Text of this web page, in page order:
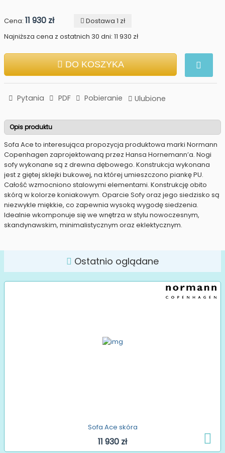
Cena: 11 930 zł
Dostawa 1 zł
Najniższa cena z ostatnich 30 dni: 11 930 zł
DO KOSZYKA
Pytania PDF Pobieranie Ulubione
Opis produktu
Sofa Ace to interesująca propozycja produktowa marki Normann
Copenhagen zaprojektowaną przez Hansa Hornemann’a. Nogi
sofy wykonane są z drewna dębowego. Konstrukcja wykonana
jest z giętej sklejki bukowej, na której umieszczono piankę PU.
Całość wzmocniono stalowymi elementami. Konstrukcję obito
skórą w kolorze koniakowym. Oparcie Sofy oraz jego siedzisko są
niezwykle miękkie, co zapewnia wysoką wygodę siedzenia.
Idealnie wkomponuje się we wnętrza w stylu nowoczesnym,
skandynawskim, minimalistycznym oraz eklektycznym.
Ostatnio oglądane
Sofa Ace skóra
11 930 zł